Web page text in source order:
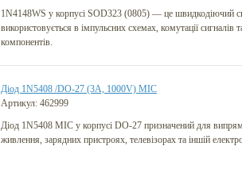
1N4148WS у корпусі SOD323 (0805) — це швидкодіючий
використовується в імпульсних схемах, комутації сигналів
компонентів.
Діод 1N5408 /DO-27 (3А, 1000V) MIC
Артикул: 462999
Діод 1N5408 MIC у корпусі DO-27 призначений для
живлення, зарядних пристроях, телевізорах та іншій